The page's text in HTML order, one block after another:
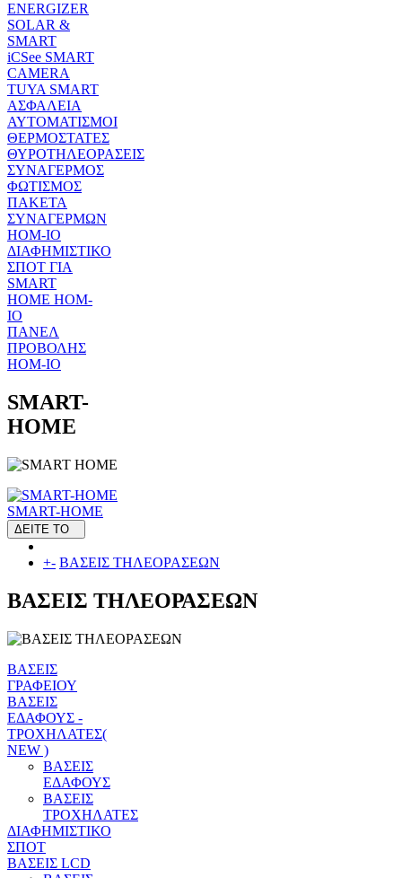
ENERGIZER
SOLAR &
SMART
iCSee SMART
CAMERA
TUYA SMART
ΑΣΦΑΛΕΙΑ
ΑΥΤΟΜΑΤΙΣΜΟΙ
ΘΕΡΜΟΣΤΑΤΕΣ
ΘΥΡΟΤΗΛΕΟΡΑΣΕΙΣ
ΣΥΝΑΓΕΡΜΟΣ
ΦΩΤΙΣΜΟΣ
ΠΑΚΕΤΑ
ΣΥΝΑΓΕΡΜΩΝ
HOM-IO
ΔΙΑΦΗΜΙΣΤΙΚΟ
ΣΠΟΤ ΓΙΑ
SMART
HOME HOM-
IO
ΠΑΝΕΛ
ΠΡΟΒΟΛΗΣ
HOM-IO
SMART-
HOME
SMART-HOME
ΔΕΙΤΕ ΤΟ
+- ΒΑΣΕΙΣ ΤΗΛΕΟΡΑΣΕΩΝ
ΒΑΣΕΙΣ ΤΗΛΕΟΡΑΣΕΩΝ
ΒΑΣΕΙΣ
ΓΡΑΦΕΙΟΥ
ΒΑΣΕΙΣ
ΕΔΑΦΟΥΣ -
ΤΡΟΧΗΛΑΤΕΣ(
NEW )
ΒΑΣΕΙΣ
ΕΔΑΦΟΥΣ
ΒΑΣΕΙΣ
ΤΡΟΧΗΛΑΤΕΣ
ΔΙΑΦΗΜΙΣΤΙΚΟ
ΣΠΟΤ
ΒΑΣΕΙΣ LCD